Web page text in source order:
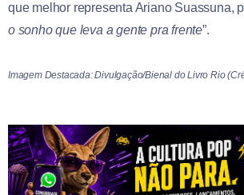
que melhor representa Ariano Suassuna,
o sonho que leva a gente pra frente”.
Imagem Destacada: Divulgação/Bienal do Livro Rio